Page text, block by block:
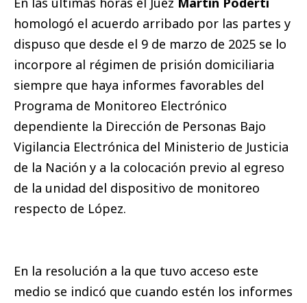
homologó el acuerdo arribado por las partes y
dispuso que desde el 9 de marzo de 2025 se lo
incorpore al régimen de prisión domiciliaria
siempre que haya informes favorables del
Programa de Monitoreo Electrónico
dependiente la Dirección de Personas Bajo
Vigilancia Electrónica del Ministerio de Justicia
de la Nación y a la colocación previo al egreso
de la unidad del dispositivo de monitoreo
respecto de López.
En la resolución a la que tuvo acceso este
medio se indicó que cuando estén los informes